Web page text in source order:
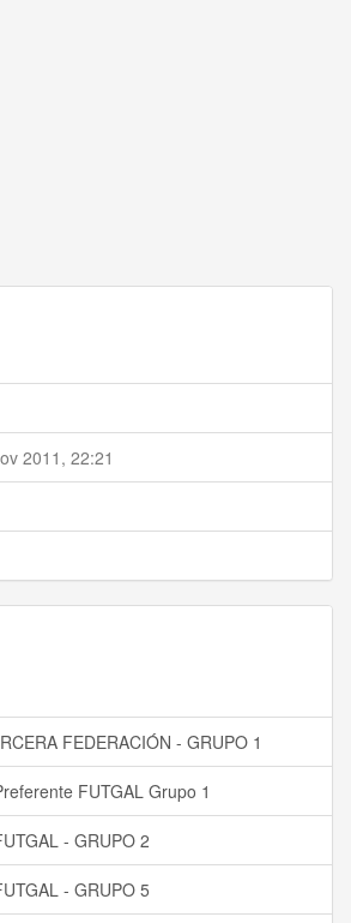
2011, 22:21
FEDERACIÓN - GRUPO 1
FUTGAL Grupo 1
- GRUPO 2
- GRUPO 5